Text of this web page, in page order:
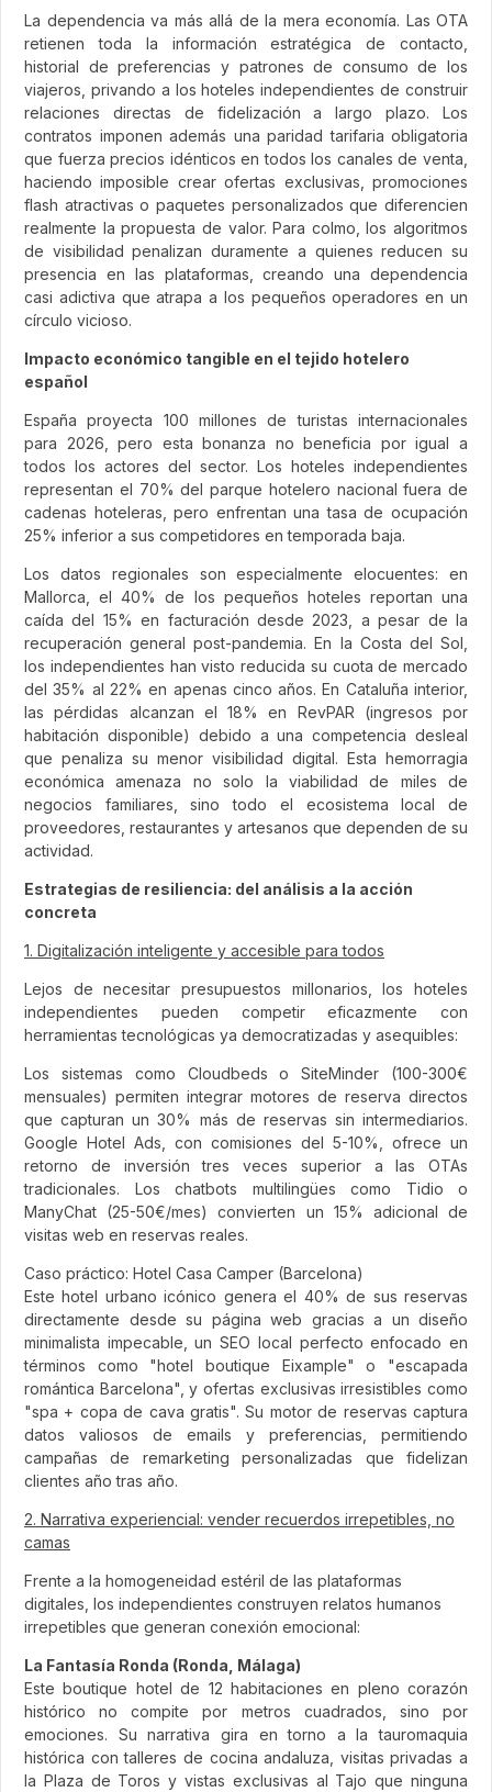
La dependencia va más allá de la mera economía. Las OTA
retienen toda la información estratégica de contacto,
historial de preferencias y patrones de consumo de los
viajeros, privando a los hoteles independientes de construir
relaciones directas de fidelización a largo plazo. Los
contratos imponen además una paridad tarifaria obligatoria
que fuerza precios idénticos en todos los canales de venta,
haciendo imposible crear ofertas exclusivas, promociones
flash atractivas o paquetes personalizados que diferencien
realmente la propuesta de valor. Para colmo, los algoritmos
de visibilidad penalizan duramente a quienes reducen su
presencia en las plataformas, creando una dependencia
casi adictiva que atrapa a los pequeños operadores en un
círculo vicioso.
Impacto económico tangible en el tejido hotelero
español
España proyecta 100 millones de turistas internacionales
para 2026, pero esta bonanza no beneficia por igual a
todos los actores del sector. Los hoteles independientes
representan el 70% del parque hotelero nacional fuera de
cadenas hoteleras, pero enfrentan una tasa de ocupación
25% inferior a sus competidores en temporada baja.
Los datos regionales son especialmente elocuentes: en
Mallorca, el 40% de los pequeños hoteles reportan una
caída del 15% en facturación desde 2023, a pesar de la
recuperación general post-pandemia. En la Costa del Sol,
los independientes han visto reducida su cuota de mercado
del 35% al 22% en apenas cinco años. En Cataluña interior,
las pérdidas alcanzan el 18% en RevPAR (ingresos por
habitación disponible) debido a una competencia desleal
que penaliza su menor visibilidad digital. Esta hemorragia
económica amenaza no solo la viabilidad de miles de
negocios familiares, sino todo el ecosistema local de
proveedores, restaurantes y artesanos que dependen de su
actividad.
Estrategias de resiliencia: del análisis a la acción
concreta
1. Digitalización inteligente y accesible para todos
Lejos de necesitar presupuestos millonarios, los hoteles
independientes pueden competir eficazmente con
herramientas tecnológicas ya democratizadas y asequibles:
Los sistemas como Cloudbeds o SiteMinder (100-300€
mensuales) permiten integrar motores de reserva directos
que capturan un 30% más de reservas sin intermediarios.
Google Hotel Ads, con comisiones del 5-10%, ofrece un
retorno de inversión tres veces superior a las OTAs
tradicionales. Los chatbots multilingües como Tidio o
ManyChat (25-50€/mes) convierten un 15% adicional de
visitas web en reservas reales.
Caso práctico: Hotel Casa Camper (Barcelona)
Este hotel urbano icónico genera el 40% de sus reservas
directamente desde su página web gracias a un diseño
minimalista impecable, un SEO local perfecto enfocado en
términos como "hotel boutique Eixample" o "escapada
romántica Barcelona", y ofertas exclusivas irresistibles como
"spa + copa de cava gratis". Su motor de reservas captura
datos valiosos de emails y preferencias, permitiendo
campañas de remarketing personalizadas que fidelizan
clientes año tras año.
2. Narrativa experiencial: vender recuerdos irrepetibles, no
camas
Frente a la homogeneidad estéril de las plataformas
digitales, los independientes construyen relatos humanos
irrepetibles que generan conexión emocional:
La Fantasía Ronda (Ronda, Málaga)
Este boutique hotel de 12 habitaciones en pleno corazón
histórico no compite por metros cuadrados, sino por
emociones. Su narrativa gira en torno a la tauromaquia
histórica con talleres de cocina andaluza, visitas privadas a
la Plaza de Toros y vistas exclusivas al Tajo que ninguna